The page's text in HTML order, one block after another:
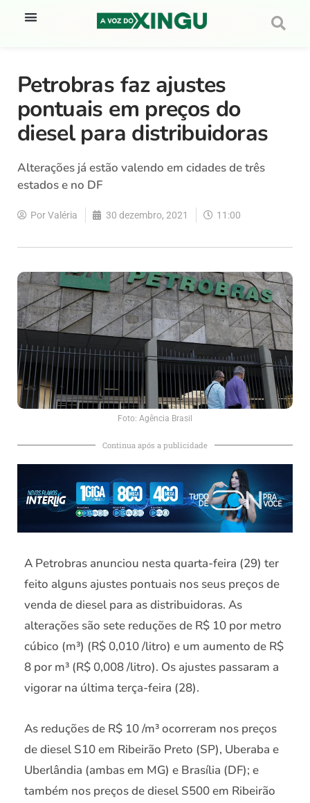
Petrobras faz ajustes
pontuais em preços do
diesel para distribuidoras
Alterações já estão valendo em cidades de três
estados e no DF
PorValéria 30 dezembro, 2021 11:00
Foto: Agência Brasil
Continua após a publicidade
A Petrobras anunciou nesta quarta-feira (29) ter
feito alguns ajustes pontuais nos seus preços de
venda de diesel para as distribuidoras. As
alterações são sete reduções de R$ 10 por metro
cúbico (m³) (R$ 0,010 /litro) e um aumento de R$
8 por m³ (R$ 0,008 /litro). Os ajustes passaram a
vigorar na última terça-feira (28).
As reduções de R$ 10 /m³ ocorreram nos preços
de diesel S10 em Ribeirão Preto (SP), Uberaba e
Uberlândia (ambas em MG) e Brasília (DF); e
também nos preços de diesel S500 em Ribeirão